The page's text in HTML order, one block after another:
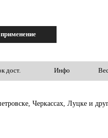
дост. Инфо
Черкассах, Луцке и